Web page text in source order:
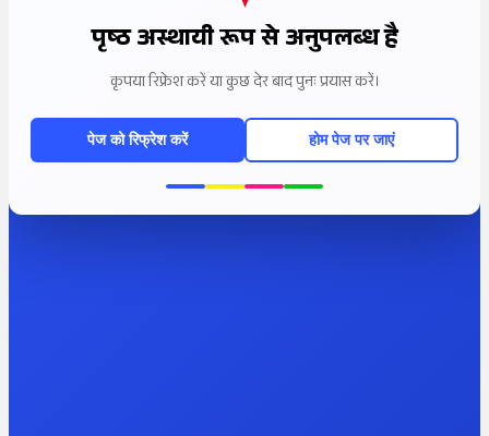
पृष्ठ अस्थायी रूप से अनुपलब्ध है
कृपया रिफ्रेश करें या कुछ देर बाद पुनः प्रयास करें।
पेज को रिफ्रेश करें होम पेज पर जाएं